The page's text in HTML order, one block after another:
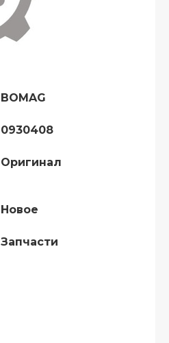
BOMAG
0930408
Оригинал
Новое
Запчасти